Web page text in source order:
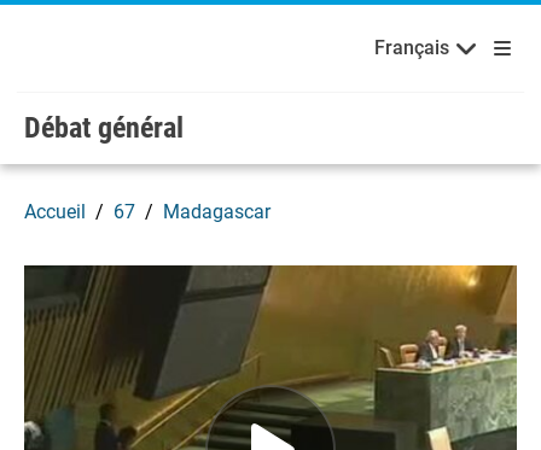
Skip to main content / navigation
Bienvenue aux Nations Unies English Français
Français
Débat général
Accueil 67 Madagascar